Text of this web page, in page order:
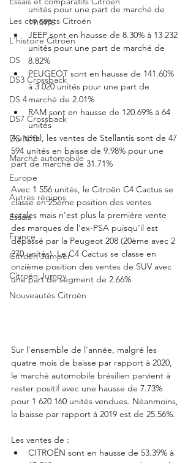
Les concepts Citroën
L'histoire Citroën
DS
DS3 Crossback
DS 4
DS7 Crossback
DS N°8
Marché automobile
Europe
Autres régions
Essais
France
Citroën Jumper
Citroën Jumpy
Nouveautés Citroën
unités pour une part de marché de
19.59%
JEEP sont en hausse de 8.30% à 13 232
unités pour une part de marché de
8.82%
PEUGEOT sont en hausse de 141.60%
à 3 020 unités pour une part de
marché de 2.01%
RAM sont en hausse de 120.69% à 64
unités
Au total, les ventes de Stellantis sont de 47
594 unités en baisse de 9.98% pour une
part de marché de 31.71%
Avec 1 556 unités, le Citroën C4 Cactus se
classe en 25ème position des ventes
totales mais n'est plus la première vente
des marques de l'ex-PSA puisqu'il est
dépassé par la Peugeot 208 (20ème avec 2
270 unités). Le C4 Cactus se classe en
onzième position des ventes de SUV avec
une part de segment de 2.66%
Sur l'ensemble de l'année, malgré les
quatre mois de baisse par rapport à 2020,
le marché automobile brésilien parvient à
rester positif avec une hausse de 7.73%
pour 1 620 160 unités vendues. Néanmoins,
la baisse par rapport à 2019 est de 25.56%.
Les ventes de :
CITROËN sont en hausse de 53.39% à